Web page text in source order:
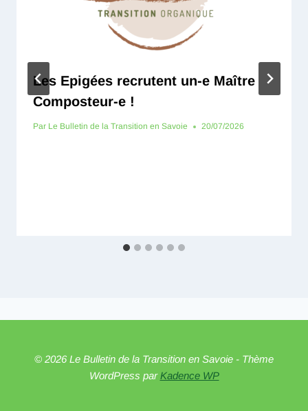
Les Epigées recrutent un-e Maître
Composteur-e !
Par Le Bulletin de la Transition en Savoie 20/07/2026
© 2026 Le Bulletin de la Transition en Savoie - Thème
WordPress parKadence WP